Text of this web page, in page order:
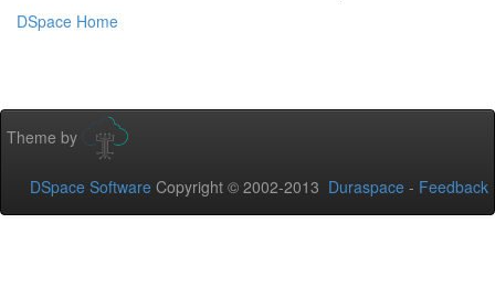
DSpace Home
Theme by
DSpace Software Copyright © 2002-2013 Duraspace - Feedback